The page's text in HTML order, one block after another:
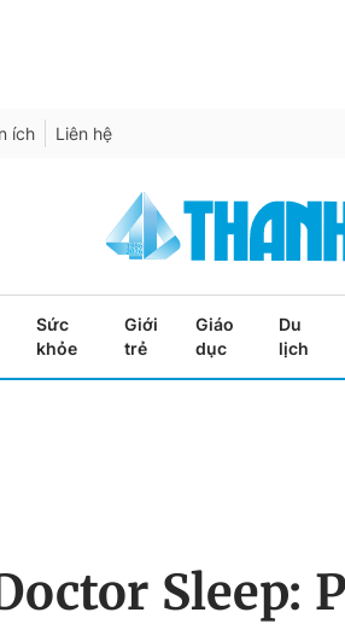
ích Liên hệ
Sức
khỏe
Giới
trẻ
Giáo
dục
Du
lịch
Sleep: